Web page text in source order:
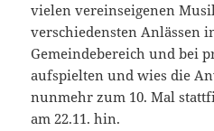
vielen vereinseigenen
verschiedensten Anlässen
Gemeindebereich und bei
aufspielten und wies die
nunmehr zum 10. Mal
am 22.11. hin.